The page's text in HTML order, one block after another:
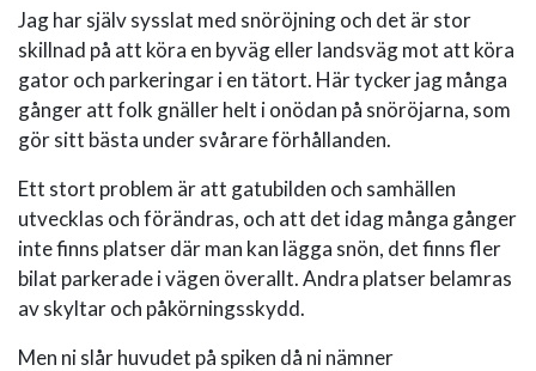
Jag har själv sysslat med snöröjning och det är stor
skillnad på att köra en byväg eller landsväg mot att köra
gator och parkeringar i en tätort. Här tycker jag många
gånger att folk gnäller helt i onödan på snöröjarna, som
gör sitt bästa under svårare förhållanden.
Ett stort problem är att gatubilden och samhällen
utvecklas och förändras, och att det idag många gånger
inte finns platser där man kan lägga snön, det finns fler
bilat parkerade i vägen överallt. Andra platser belamras
av skyltar och påkörningsskydd.
Men ni slår huvudet på spiken då ni nämner